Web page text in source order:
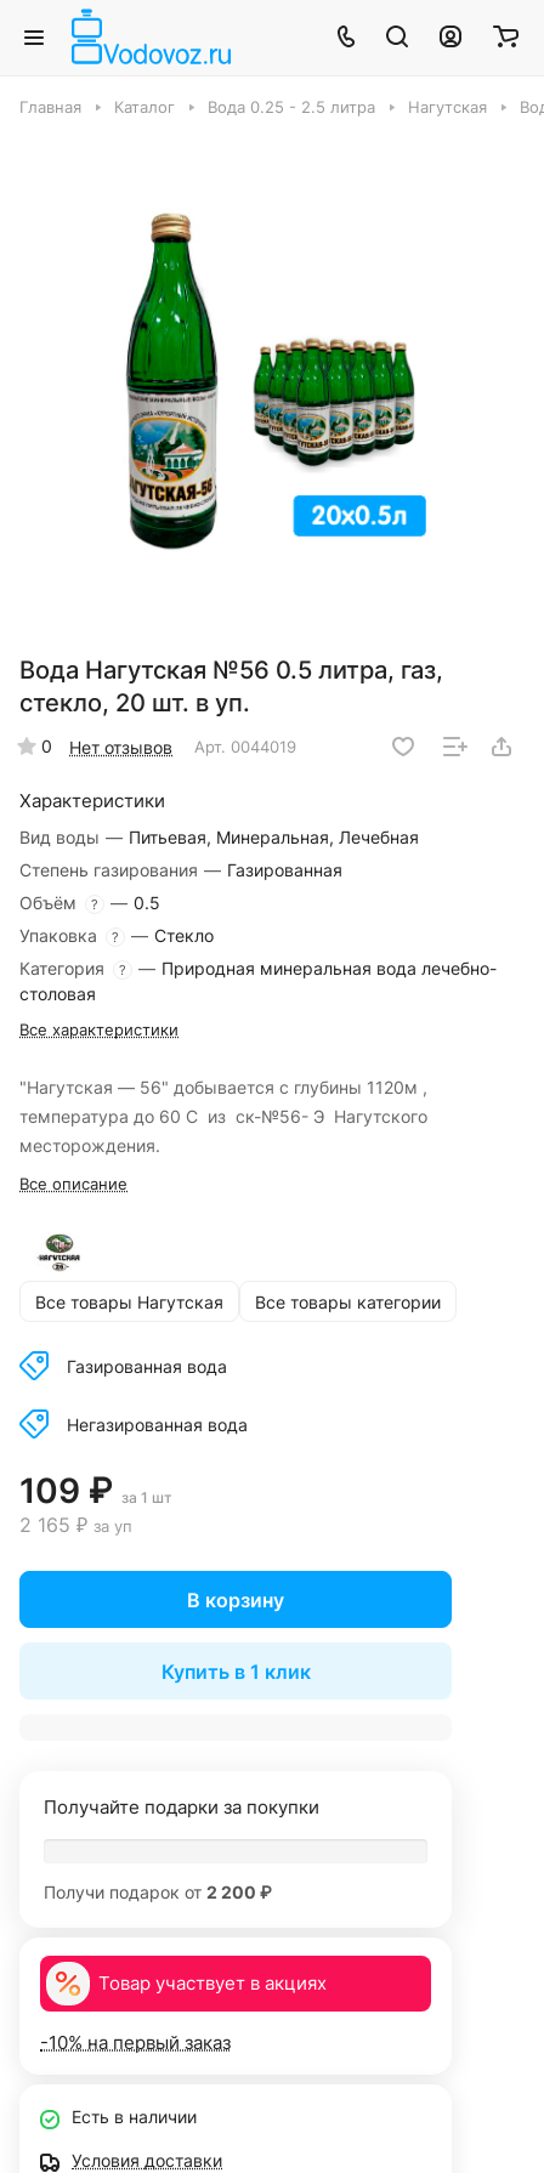
Главная Каталог Вода 0.25 - 2.5 литра Нагутская
Вода Нагутская №56 0.5 литра, газ,
стекло, 20 шт. в уп.
0 Нет отзывов Арт. 0044019
Характеристики
Вид воды — Питьевая, Минеральная, Лечебная
Степень газирования — Газированная
Объём
? — 0.5
Упаковка
? — Стекло
Категория
? — Природная минеральная вода лечебно-
столовая
Все характеристики
"Нагутская — 56" добывается с глубины 1120м ,
температура до 60 С из ск-№56- Э Нагутского
месторождения.
Все описание
Все товары Нагутская Все товары категории
Газированная вода
Негазированная вода
109 ₽ за 1 шт
2 165 ₽ за уп
В корзину
Купить в 1 клик
Получайте подарки за покупки
Получи подарок от 2 200 ₽
Товар участвует в акциях
-10% на первый заказ
Есть в наличии
Условия доставки